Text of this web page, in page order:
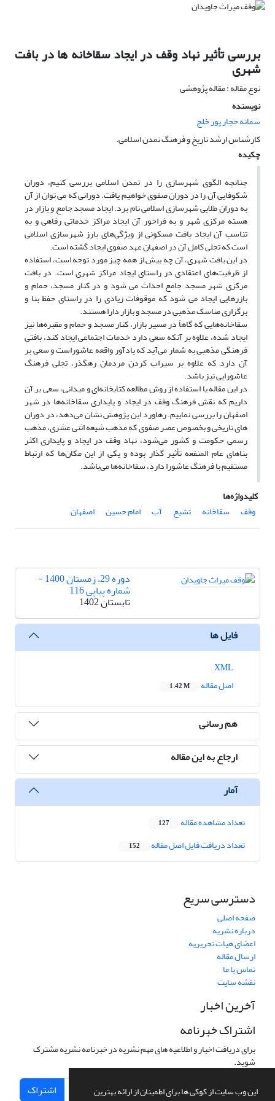
این وب سایت از کوکی ها برای اطمینان از ارائه بهترین
بررسی تأثیر نهاد وقف در ایجاد سقاخانه ها در بافت
شهری
نوع مقاله : مقاله پژوهشی
نویسنده
سمانه حجار پور خلج
کارشناس ارشد تاریخ و فرهنگ تمدن اسلامی.
چکیده
چنانچه الگوی شهرسازی را در تمدن اسلامی بررسی کنیم، دوران
شکوفایی آن را در دوران صفوی خواهیم یافت. دورانی که می توان از آن
به دوران طلایی شهرسازی اسلامی نام برد. ایجاد مسجد جامع و بازار در
هسته مرکزی شهر و به فراخور آن ایجاد مراکز خدماتی رفاهی و به
تناسب آن ایجاد بافت مسکونی از ویژگی‌های بارز شهرسازی اسلامی
است که تجلی کامل آن در اصفهان عهد صفوی ایجاد گشته است.
در این بافت شهری، آن چه بیش از همه چیز مورد توجه است، استفاده
از ظرفیت‌های اعتقادی در راستای ایجاد مراکز شهری است. در بافت
مرکزی شهر مسجد جامع احداث می شود و در کنار مسجد، حمام و
بازرهایی ایجاد می شود که موقوفات زیادی را در راستای حفظ بنا و
برگزاری مناسک مذهبی در مسجد و بازار دارا هستند.
سقاخانه‌هایی که گاهاً در مسیر بازار، کنار مسجد و حمام و مقبره‌ها نیز
ایجاد شده، علاوه بر آنکه سعی دارد خدمات اجتماعی ایجاد کند، بافتی
فرهنگی مذهبی به شمار می‌آید که یادآور واقعه عاشوراست و سعی بر
آن دارد که علاوه بر سیراب کردن مردمان رهگذر، تجلی فرهنگ
عاشورایی نیز باشد.
در این مقاله یا استفاده از روش مطالعه کتابخانه‌ای و میدانی، سعی بر آن
داریم که نقش فرهنگ وقف در ایجاد و پایداری سقاخانه‌ها در شهر
اصفهان را بررسی نماییم. رهاورد این پژوهش نشان می‌دهد، در دوران
های تاریخی و بخصوص عصر صفوی که مذهب شیعه اثنی عشری، مذهب
رسمی حکومت و کشور می‌شود، نهاد وقف در ایجاد و پایداری اکثر
بناهای عام المنفعه تأثیر گذار بوده و یکی از این مکان‌ها که ارتباط
مستقیم با فرهنگ عاشورا دارد، سقاخانه‌ها می‌باشد.
کلیدواژه‌ها
وقف
سقاخانه تشیع آب امام حسین اصفهان
دوره 29، زمستان 1400 -
شماره پیاپی 116
تابستان 1402
فایل ها
اصل مقاله
1.42 M
هم رسانی
ارجاع به این مقاله
آمار
تعداد مشاهده مقاله 127
تعداد دریافت فایل اصل مقاله 152
دسترسی سریع
صفحه اصلی
درباره نشریه
اعضای هیات تحریریه
ارسال مقاله
تماس با ما
نقشه سایت
آخرین اخبار
اشتراک خبرنامه
برای دریافت اخبار و اطلاعیه های مهم نشریه در خبرنامه نشریه مشترک
شوید.
اشتراک